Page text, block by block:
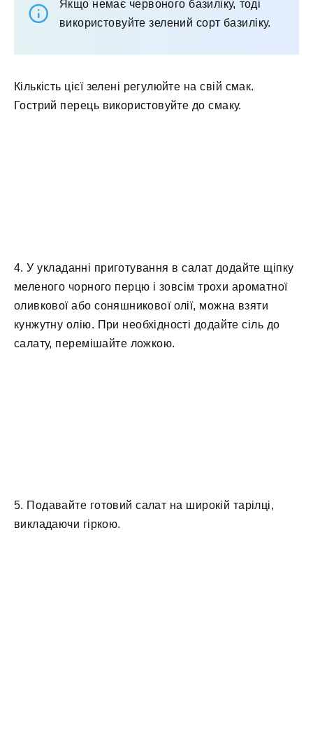
Якщо немає червоного базиліку, тоді
використовуйте зелений сорт базиліку.
Кількість цієї зелені регулюйте на свій смак.
Гострий перець використовуйте до смаку.
4. У укладанні приготування в салат додайте щіпку
меленого чорного перцю і зовсім трохи ароматної
оливкової або соняшникової олії, можна взяти
кунжутну олію. При необхідності додайте сіль до
салату, перемішайте ложкою.
5. Подавайте готовий салат на широкій тарілці,
викладаючи гіркою.